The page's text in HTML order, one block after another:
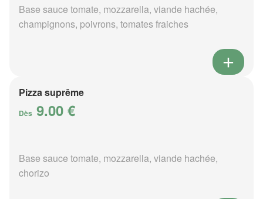
Base sauce tomate, mozzarella, viande hachée,
champignons, poivrons, tomates fraiches
Pizza suprême
Dès 9.00 €
Base sauce tomate, mozzarella, viande hachée,
chorizo